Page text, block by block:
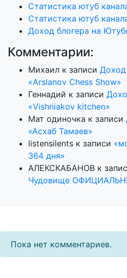
Статистика ютуб
Статистика ютуб
Доход блогера на
Комментарии:
Михаил к записи Доход
«Arslanov Chess Show»
Геннадий к записи
«Vishniakov kitchen»
Мат одиночка к записи
«Асхаб Тамаев»
listensilents к записи
364 дня»
АЛЕКСКАБАНОВ к
Чудовище
Пока нет комментариев.